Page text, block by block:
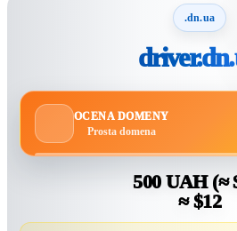
.dn.ua
OCENA DOMENY
Prosta domena
500 UAH (≈
≈ $12